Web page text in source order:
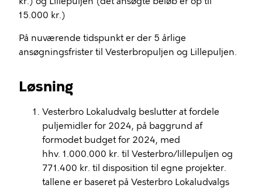
15.000 kr.)
På nuværende tidspunkt er der 5 årlige
ansøgningsfrister til Vesterbropuljen og Lillepuljen.
Løsning
Vesterbro Lokaludvalg beslutter at fordele
puljemidler for 2024, på baggrund af
formodet budget for 2024, med
hhv. 1.000.000 kr. til Vesterbro/lillepuljen og
771.400 kr. til disposition til egne projekter.
tallene er baseret på Vesterbro Lokaludvalgs